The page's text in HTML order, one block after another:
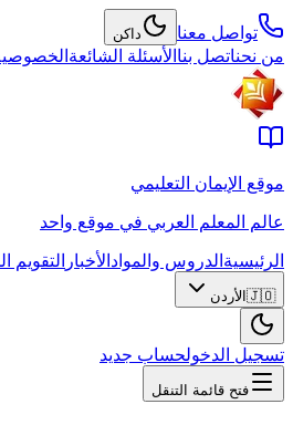
تواصل معنا داكن
من نحناتصل بنا الأسئلة الشائعة
موقع الإيمان التعليمي
عالم المعلم العربي في موقع واحد
الرئيسية الدروس والمواد الأخبار التقويم
🇯🇴 الأردن
تسجيل الدخولحساب جديد
فتح قائمة التنقل